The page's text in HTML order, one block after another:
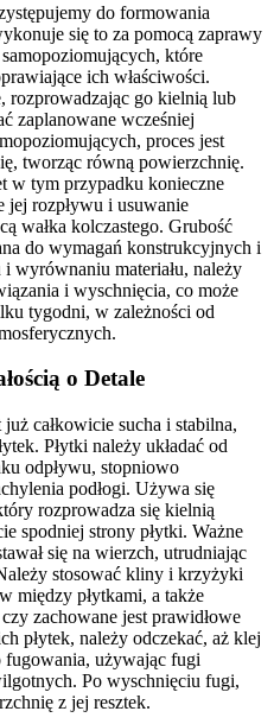
do formowania
się to za pomocą zaprawy
które
ich właściwości.
rozprowadzając go kielnią lub
zaplanowane wcześniej
proces jest
tworząc równą powierzchnię.
w tym przypadku konieczne
jej rozpływu i usuwanie
wałka kolczastego. Grubość
do wymagań konstrukcyjnych i
i wyrównaniu materiału, należy
i wyschnięcia, co może
tygodni, w zależności od
o Detale
całkowicie sucha i stabilna,
Płytki należy układać od
odpływu, stopniowo
podłogi. Używa się
rozprowadza się kielnią
spodniej strony płytki. Ważne
się na wierzch, utrudniając
stosować kliny i krzyżyki
między płytkami, a także
zachowane jest prawidłowe
płytek, należy odczekać, aż klej
fugowania, używając fugi
Po wyschnięciu fugi,
z jej resztek.